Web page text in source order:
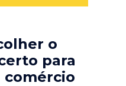
o
para
comércio